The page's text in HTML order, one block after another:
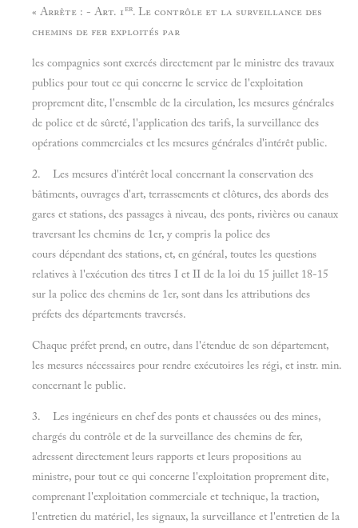
« Arrête : - Art. 1 er. Le contrôle et la surveillance des
chemins de fer exploités par
les compagnies sont exercés directement par le ministre des travaux
publics pour tout ce qui concerne le service de l'exploitation
proprement dite, l'ensemble de la circulation, les mesures générales
de police et de sûreté, l'application des tarifs, la surveillance des
opérations commerciales et les mesures générales d'intérêt public.
2. Les mesures d'intérêt local concernant la conservation des
bâtiments, ouvrages d'art, terrassements et clôtures, des abords des
gares et stations, des passages à niveau, des ponts, rivières ou canaux
traversant les chemins de 1er, y compris la police des
cours dépendant des stations, et, en général, toutes les questions
relatives à l'exécution des titres I et II de la loi du 15 juillet 18-15
sur la police des chemins de 1er, sont dans les attributions des
préfets des départements traversés.
Chaque préfet prend, en outre, dans l'étendue de son département,
les mesures nécessaires pour rendre exécutoires les régi, et instr. min.
concernant le public.
3. Les ingénieurs en chef des ponts et chaussées ou des mines,
chargés du contrôle et de la surveillance des chemins de fer,
adressent directement leurs rapports et leurs propositions au
ministre, pour tout ce qui concerne l'exploitation proprement dite,
comprenant l'exploitation commerciale et technique, la traction,
l'entretien du matériel, les signaux, la surveillance et l'entretien de la